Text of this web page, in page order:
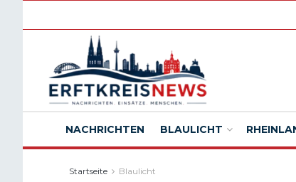
NACHRICHTEN BLAULICHT
Startseite Blaulicht